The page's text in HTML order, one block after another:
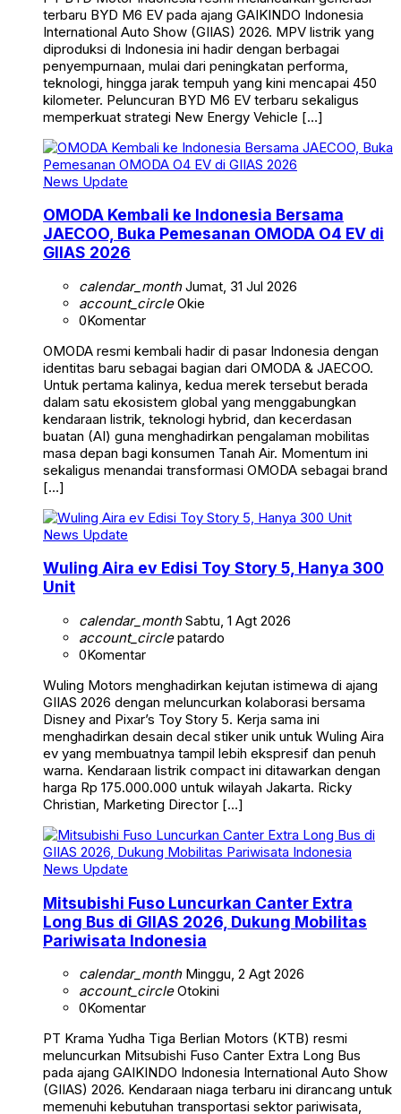
terbaru BYD M6 EV pada ajang GAIKINDO Indonesia
International Auto Show (GIIAS) 2026. MPV listrik yang
diproduksi di Indonesia ini hadir dengan berbagai
penyempurnaan, mulai dari peningkatan performa,
teknologi, hingga jarak tempuh yang kini mencapai 450
kilometer. Peluncuran BYD M6 EV terbaru sekaligus
memperkuat strategi New Energy Vehicle […]
News Update
OMODA Kembali ke Indonesia Bersama
JAECOO, Buka Pemesanan OMODA O4 EV di
GIIAS 2026
calendar_monthJumat, 31 Jul 2026
account_circleOkie
0Komentar
OMODA resmi kembali hadir di pasar Indonesia dengan
identitas baru sebagai bagian dari OMODA & JAECOO.
Untuk pertama kalinya, kedua merek tersebut berada
dalam satu ekosistem global yang menggabungkan
kendaraan listrik, teknologi hybrid, dan kecerdasan
buatan (AI) guna menghadirkan pengalaman mobilitas
masa depan bagi konsumen Tanah Air. Momentum ini
sekaligus menandai transformasi OMODA sebagai brand
[…]
News Update
Wuling Aira ev Edisi Toy Story 5, Hanya 300
Unit
calendar_monthSabtu, 1 Agt 2026
account_circlepatardo
0Komentar
Wuling Motors menghadirkan kejutan istimewa di ajang
GIIAS 2026 dengan meluncurkan kolaborasi bersama
Disney and Pixar’s Toy Story 5. Kerja sama ini
menghadirkan desain decal stiker unik untuk Wuling Aira
ev yang membuatnya tampil lebih ekspresif dan penuh
warna. Kendaraan listrik compact ini ditawarkan dengan
harga Rp 175.000.000 untuk wilayah Jakarta. Ricky
Christian, Marketing Director […]
News Update
Mitsubishi Fuso Luncurkan Canter Extra
Long Bus di GIIAS 2026, Dukung Mobilitas
Pariwisata Indonesia
calendar_monthMinggu, 2 Agt 2026
account_circleOtokini
0Komentar
PT Krama Yudha Tiga Berlian Motors (KTB) resmi
meluncurkan Mitsubishi Fuso Canter Extra Long Bus
pada ajang GAIKINDO Indonesia International Auto Show
(GIIAS) 2026. Kendaraan niaga terbaru ini dirancang untuk
memenuhi kebutuhan transportasi sektor pariwisata,